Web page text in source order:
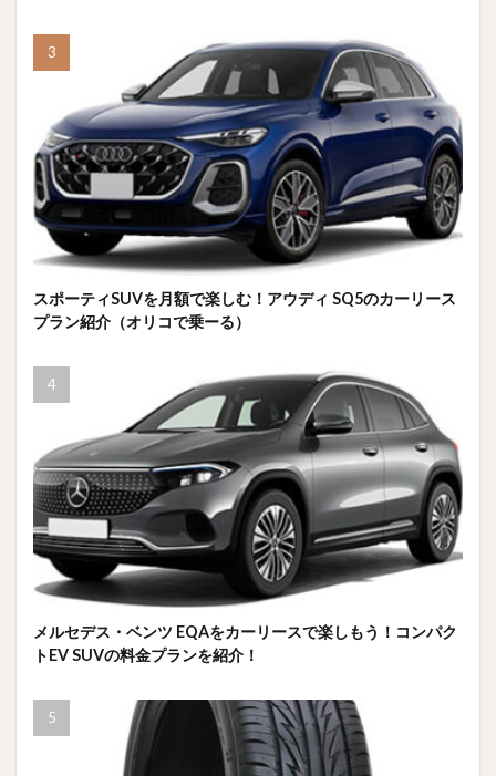
スポーティSUVを月額で楽しむ！アウディ SQ5のカーリース
プラン紹介（オリコで乗ーる）
メルセデス・ベンツ EQAをカーリースで楽しもう！コンパク
トEV SUVの料金プランを紹介！